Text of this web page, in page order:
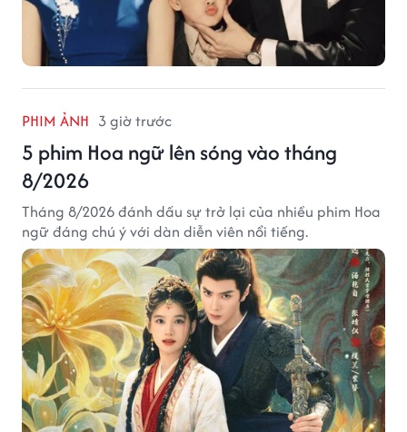
PHIM ẢNH 3 giờ trước
5 phim Hoa ngữ lên sóng vào tháng
8/2026
Tháng 8/2026 đánh dấu sự trở lại của nhiều phim Hoa
ngữ đáng chú ý với dàn diễn viên nổi tiếng.